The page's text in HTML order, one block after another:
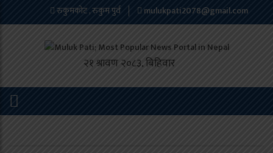
रुकुमकोट , रुकुम पुर्व mulukpati2078@gmail.com